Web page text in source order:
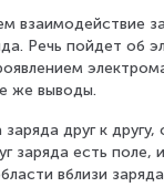
взаимодействие
Речь пойдет об
же выводы.
друг к другу,
заряда есть поле,
вблизи